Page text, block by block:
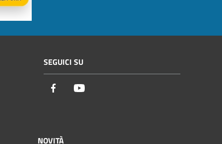
SEGUICI SU
Facebook
NOVITÀ